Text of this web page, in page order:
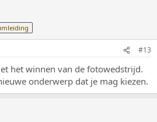
#13
het winnen van de fotowedstrijd.
onderwerp dat je mag kiezen.